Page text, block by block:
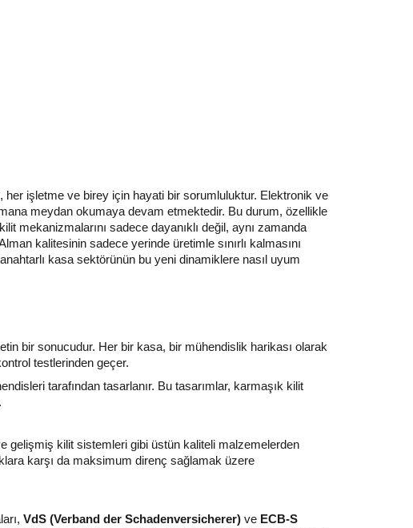
her işletme ve birey için hayati bir sorumluluktur. Elektronik ve
meydan okumaya devam etmektedir. Bu durum, özellikle
mekanizmalarını sadece dayanıklı değil, aynı zamanda
kalitesinin sadece yerinde üretimle sınırlı kalmasını
kasa sektörünün bu yeni dinamiklere nasıl uyum
bir sonucudur. Her bir kasa, bir mühendislik harikası olarak
testlerinden geçer.
tarafından tasarlanır. Bu tasarımlar, karmaşık kilit
gelişmiş kilit sistemleri gibi üstün kaliteli malzemelerden
karşı da maksimum direnç sağlamak üzere
VdS (Verband der Schadenversicherer)ve ECB-S